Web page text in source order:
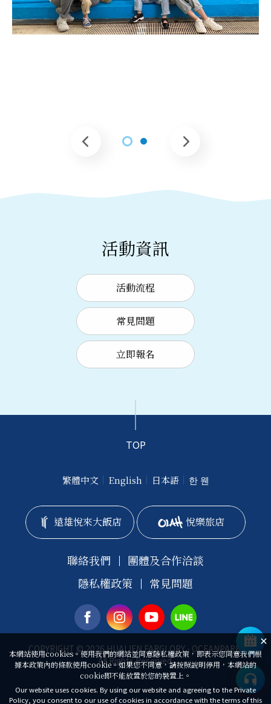
活動資訊
活動流程
常見問題
立即報名
TOP
繁體中文 English 日本語 한 웬
遠雄悅來大飯店 悅樂旅店
聯絡我們
團體及合作洽談
隱私權政策
常見問題
COPYRIGHT © 2026 HUALIEN FARGLORY - OCEANPARK.
All Rights Reserved.
本網站使用cookies。使用我們的網站並同意隱私權政策，即表示您同意我們根
據本政策內的條款使用cookie。如果您不同意，請按照說明停用，本網站的
cookie即不能放置於您的裝置上。
Our website uses cookies. By using our website and agreeing to the Private
Policy, you consent to our use of cookies in accordance with the terms of this